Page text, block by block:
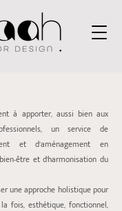
à apporter, aussi bien aux
un service de
et d’aménagement en
être et d'harmonisation du
une approche holistique pour
fois, esthétique, fonctionnel,